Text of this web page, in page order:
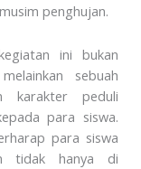
penghujan.
ini bukan
sebuah
karakter peduli
para siswa.
para siswa
tidak hanya di